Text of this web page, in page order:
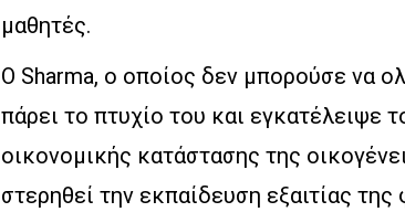
μαθητές.
Ο Sharma, ο οποίος δεν μπορούσε να
πάρει το πτυχίο του και εγκατέλειψε
οικονομικής κατάστασης της
στερηθεί την εκπαίδευση εξαιτίας